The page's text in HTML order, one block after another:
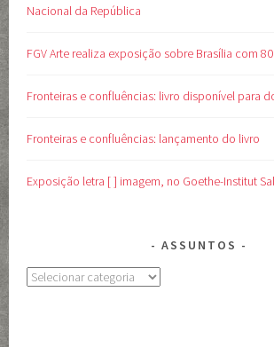
Nacional da República
FGV Arte realiza exposição sobre Brasília com
Fronteiras e confluências: livro disponível para
Fronteiras e confluências: lançamento do livro
Exposição letra [ ] imagem, no Goethe-Institut
ASSUNTOS
Assuntos